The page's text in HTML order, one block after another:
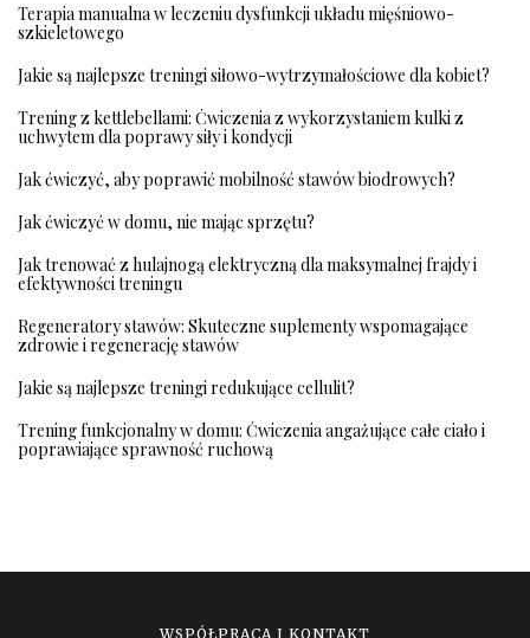
Terapia manualna w leczeniu dysfunkcji układu mięśniowo-
szkieletowego
Jakie są najlepsze treningi siłowo-wytrzymałościowe dla kobiet?
Trening z kettlebellami: Ćwiczenia z wykorzystaniem kulki z
uchwytem dla poprawy siły i kondycji
Jak ćwiczyć, aby poprawić mobilność stawów biodrowych?
Jak ćwiczyć w domu, nie mając sprzętu?
Jak trenować z hulajnogą elektryczną dla maksymalnej frajdy i
efektywności treningu
Regeneratory stawów: Skuteczne suplementy wspomagające
zdrowie i regenerację stawów
Jakie są najlepsze treningi redukujące cellulit?
Trening funkcjonalny w domu: Ćwiczenia angażujące całe ciało i
poprawiające sprawność ruchową
WSPÓŁPRACA I KONTAKT